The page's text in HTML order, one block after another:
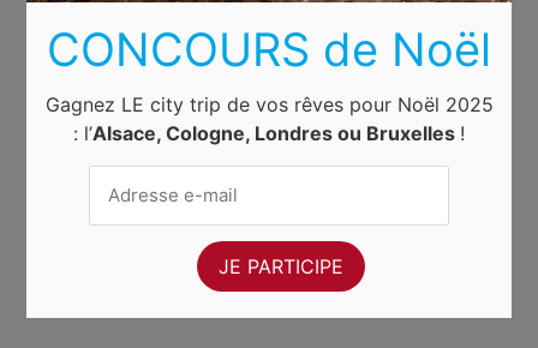
CONCOURS de Noël
Gagnez LE city trip de vos rêves pour Noël 2025
: l’Alsace, Cologne, Londres ou Bruxelles !